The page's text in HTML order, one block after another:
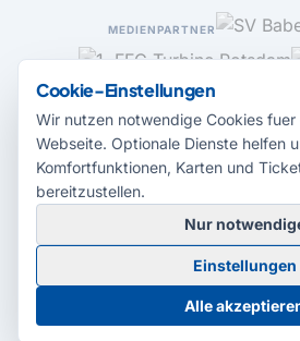
MEDIENPARTNER
© 2026 Radio Potsdam. Webseite
Babelsberg
BarrierefreiheitserklärungAGB
Cookie-
Cookie-Einstellungen
Wir nutzen notwendige Cookies
Webseite. Optionale Dienste helfen
Komfortfunktionen, Karten und
bereitzustellen.
Nur
Einstellungen
Alle